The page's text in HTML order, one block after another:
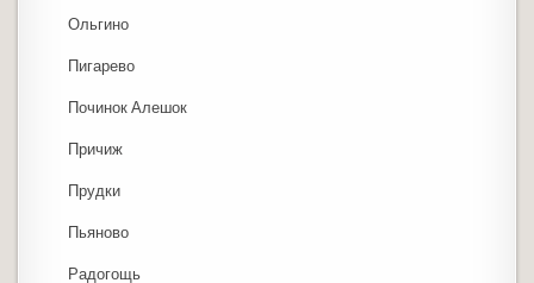
Ольгино
Пигарево
Починок Алешок
Причиж
Прудки
Пьяново
Радогощь